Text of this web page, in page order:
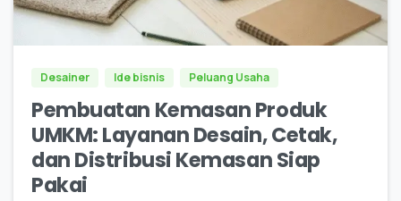
0
Desainer Ide bisnis Peluang Usaha
Pembuatan Kemasan Produk
UMKM: Layanan Desain, Cetak,
dan Distribusi Kemasan Siap
Pakai